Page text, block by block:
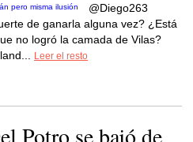
@Diego263
de ganarla alguna vez? ¿Está
no logró la camada de Vilas?
Leer el resto
Potro se bajó de